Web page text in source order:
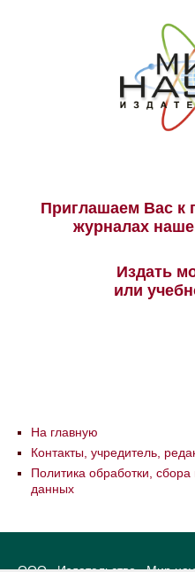
Приглашаем Вас к
журналах
Издать
или
На главную
Контакты, учредитель,
Политика обработки,
данных